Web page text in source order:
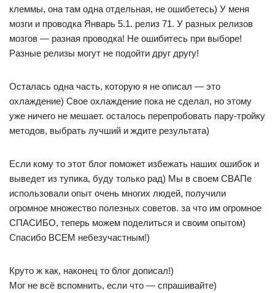
клеммы, она там одна отдельная, не ошибетесь) У меня
мозги и проводка Январь 5.1. релиз 71. У разных релизов
мозгов — разная проводка! Не ошибитесь при выборе!
Разные релизы могут не подойти друг другу!
Осталась одна часть, которую я не описал — это
охлаждение) Свое охлаждение пока не сделал, но этому
уже ничего не мешает. осталось перепробовать пару-тройку
методов, выбрать лучший и ждите результата)
Если кому то этот блог поможет избежать наших ошибок и
выведет из тупика, буду только рад) Мы в своем СВАПе
использовали опыт очень многих людей, получили
огромное множество полезных советов. за что им огромное
СПАСИБО, теперь можем поделиться и своим опытом)
Спасибо ВСЕМ небезучастным!)
Круто ж как, наконец то блог дописал!)
Мог не всё вспомнить, если что — спрашивайте)